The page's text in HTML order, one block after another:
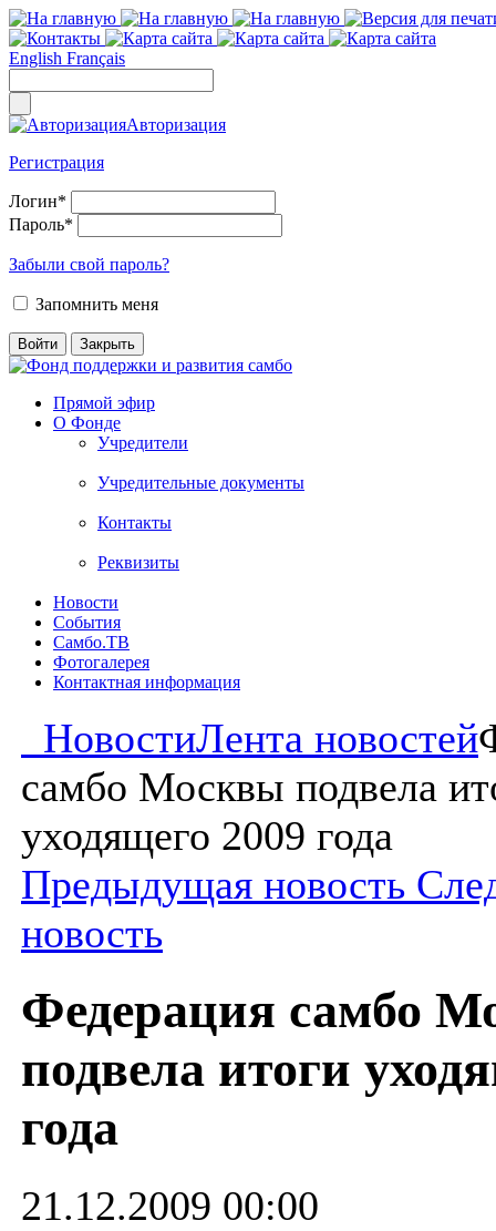
English Français
Авторизация
Регистрация
Логин*
Пароль*
Забыли свой пароль?
Запомнить меня
Прямой эфир
О Фонде
Учредители
Учредительные документы
Контакты
Реквизиты
Новости
События
Самбо.ТВ
Фотогалерея
Контактная информация
НовостиЛента новостей
самбо Москвы подвела
уходящего 2009 года
Предыдущая новость
новость
Федерация самбо
подвела итоги
года
21.12.2009 00:00